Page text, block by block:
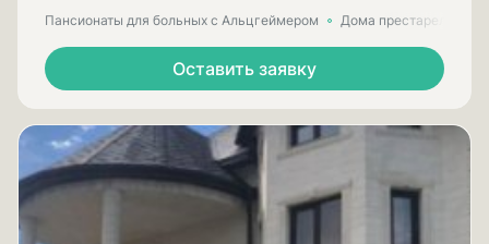
Пансионаты для больных с Альцгеймером Дома престарелых
Оставить заявку